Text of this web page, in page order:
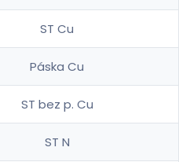
ST Cu
Páska Cu
ST bez p. Cu
ST N